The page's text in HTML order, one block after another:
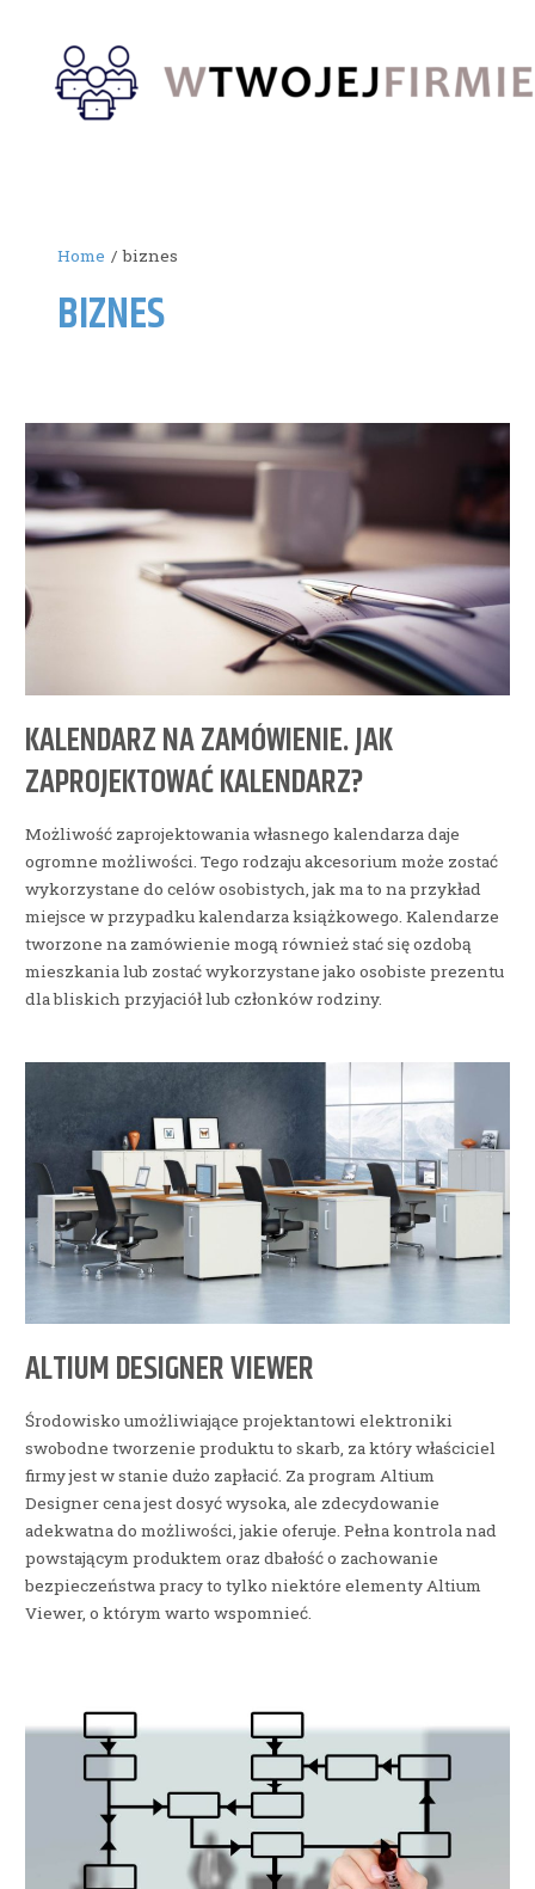
content
Home biznes
BIZNES
KALENDARZ NA ZAMÓWIENIE. JAK
ZAPROJEKTOWAĆ KALENDARZ?
Możliwość zaprojektowania własnego kalendarza daje
ogromne możliwości. Tego rodzaju akcesorium może zostać
wykorzystane do celów osobistych, jak ma to na przykład
miejsce w przypadku kalendarza książkowego. Kalendarze
tworzone na zamówienie mogą również stać się ozdobą
mieszkania lub zostać wykorzystane jako osobiste prezentu
dla bliskich przyjaciół lub członków rodziny.
ALTIUM DESIGNER VIEWER
Środowisko umożliwiające projektantowi elektroniki
swobodne tworzenie produktu to skarb, za który właściciel
firmy jest w stanie dużo zapłacić. Za program Altium
Designer cena jest dosyć wysoka, ale zdecydowanie
adekwatna do możliwości, jakie oferuje. Pełna kontrola nad
powstającym produktem oraz dbałość o zachowanie
bezpieczeństwa pracy to tylko niektóre elementy Altium
Viewer, o którym warto wspomnieć.